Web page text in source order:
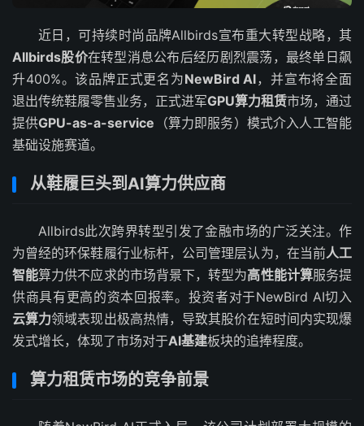
近日，可持续时尚品牌Allbirds宣布重大转型战略，其
Allbirds股价在转型消息公布后经历剧烈震荡，最终单日飙
升400%。该品牌正式更名为NewBird AI，并宣布将全面
退出传统鞋履零售业务，正式进军GPU算力租赁市场，通过
提供GPU-as-a-service （算力即服务）模式介入人工智能
基础设施赛道。
从鞋履巨头到AI算力供应商
Allbirds此次跨界转型引发了金融市场的广泛关注。作
为曾经的环保鞋履行业标杆，公司管理层认为，在当前人工
智能算力供不应求的市场背景下，转型为高性能计算服务提
供商具有更高的资本回报率。投资者对于NewBird AI切入
云算力领域表现出极高热情，导致其股价在短时间内实现爆
发式增长，体现了市场对于AI基建板块的追捧程度。
算力租赁市场的竞争前景